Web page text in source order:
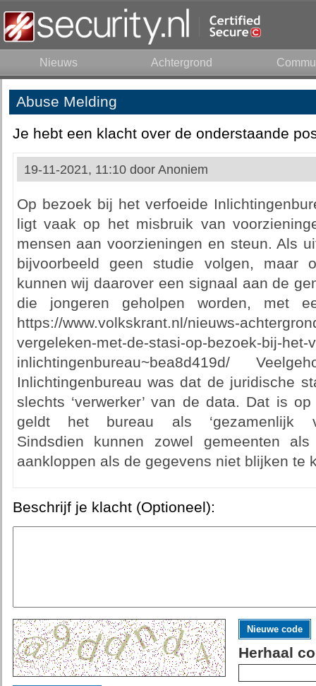
Nieuws Achtergrond
Abuse Melding
Je hebt een klacht over de onderstaande
19-11-2021, 11:10 door Anoniem
Op bezoek bij het verfoeide
ligt vaak op het misbruik van
mensen aan voorzieningen en steun. Als
bijvoorbeeld geen studie volgen, maar
kunnen wij daarover een signaal aan de
die jongeren geholpen worden, met
https://www.volkskrant.nl/nieuws-
vergeleken-met-de-stasi-op-bezoek-bij-het-
inlichtingenbureau~bea8d419d/
Inlichtingenbureau was dat de juridische
slechts ‘verwerker’ van de data. Dat is
geldt het bureau als ‘gezamenlijk
Sindsdien kunnen zowel gemeenten
aankloppen als de gegevens niet blijken te
Beschrijf je klacht (Optioneel):
Nieuwe code
Herhaal